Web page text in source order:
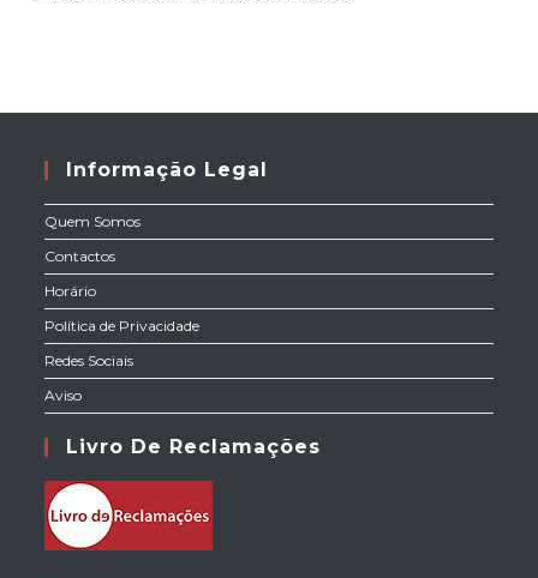
Informação Legal
Quem Somos
Contactos
Horário
Política de Privacidade
Redes Sociais
Aviso
Livro De Reclamações